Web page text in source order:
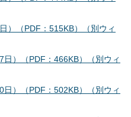
）（PDF：515KB）（別ウィ
）（PDF：466KB）（別ウィ
）（PDF：502KB）（別ウィ